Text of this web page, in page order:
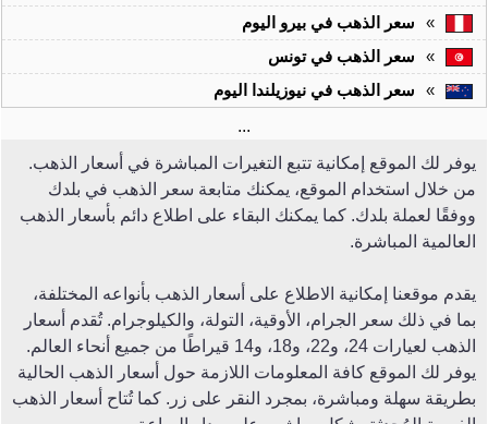
»
سعر الذهب في بيرو اليوم
»
سعر الذهب في تونس
»
سعر الذهب في نيوزيلندا اليوم
...
يوفر لك الموقع إمكانية تتبع التغيرات المباشرة في أسعار الذهب.
من خلال استخدام الموقع، يمكنك متابعة سعر الذهب في بلدك
ووفقًا لعملة بلدك. كما يمكنك البقاء على اطلاع دائم بأسعار الذهب
العالمية المباشرة.
يقدم موقعنا إمكانية الاطلاع على أسعار الذهب بأنواعه المختلفة،
بما في ذلك سعر الجرام، الأوقية، التولة، والكيلوجرام. تُقدم أسعار
الذهب لعيارات 24، و22، و18، و14 قيراطًا من جميع أنحاء العالم.
يوفر لك الموقع كافة المعلومات اللازمة حول أسعار الذهب الحالية
بطريقة سهلة ومباشرة، بمجرد النقر على زر. كما تُتاح أسعار الذهب